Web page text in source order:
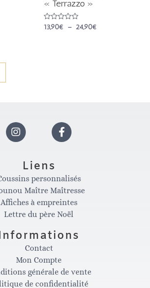
« Terrazzo »
Note
13,90€ – 24,90€
I
n
s
t
a
g
F
c
e
b
o
Liens
personnalisés
Maître Maîtresse
Affiches à empreintes
Lettre du père Noël
Contact
Mon Compte
générale de vente
de confidentialité